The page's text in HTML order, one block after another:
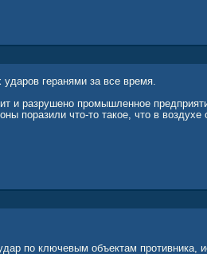
геранями за все время.
и разрушено промышленное
поразили что-то такое, что в
по ключевым объектам противника,